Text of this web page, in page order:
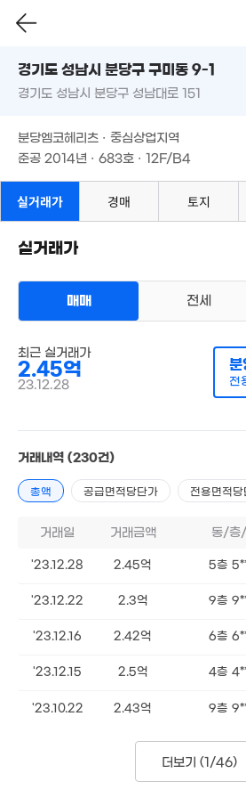
1.75억
69m²
14.58억
1.69억
83m²
5.05억
121m²
매매 2억 5000
전용
160.3억
5,653m²
필터 매물 탐색
경기도 성남시 분당구 구미동 9-1
준공 2014년 · 683호 · 12F/B4
경기도 성남시 분당구 구미동 9-1
경기도 성남시 분당구 성남대로 151
분당엠코헤리츠 · 중심상업지역
준공 2014년 · 683호 · 12F/B4
실거래가 경매 토지
실거래가
매매 전세
최근 실거래가
2.45억
23.12.28
분
전
거래내역 (230건)
총액 공급면적당단가 전용면적당
거래일 거래금액 동/층
'23.12.28 2.45억 5층
'23.12.22 2.3억 9층
'23.12.16 2.42억 6층
'23.12.15 2.5억 4층
'23.10.22 2.43억 9층
더보기 (1/46)